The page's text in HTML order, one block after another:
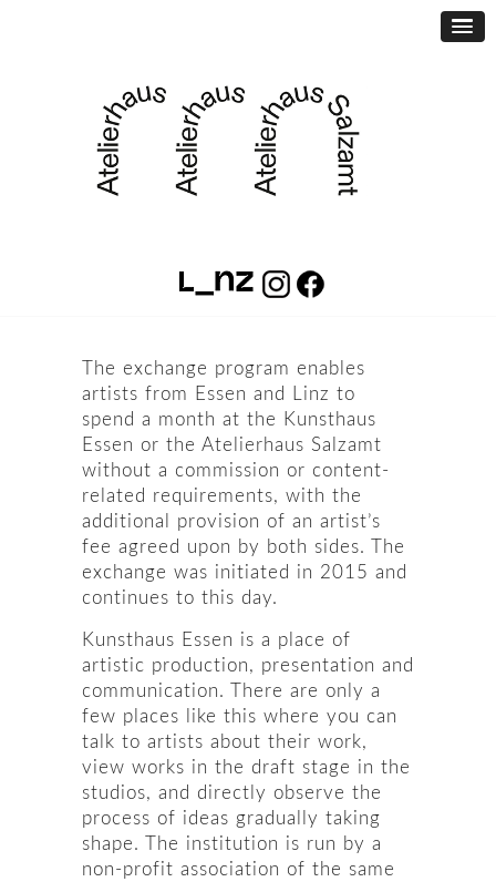
The exchange program enables
artists from Essen and Linz to
spend a month at the Kunsthaus
Essen or the Atelierhaus Salzamt
without a commission or content-
related requirements, with the
additional provision of an artist’s
fee agreed upon by both sides. The
exchange was initiated in 2015 and
continues to this day.
Kunsthaus Essen is a place of
artistic production, presentation and
communication. There are only a
few places like this where you can
talk to artists about their work,
view works in the draft stage in the
studios, and directly observe the
process of ideas gradually taking
shape. The institution is run by a
non-profit association of the same